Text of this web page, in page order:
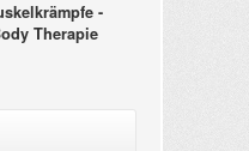
-
Therapie